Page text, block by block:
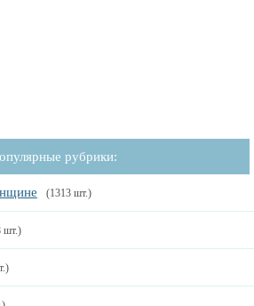
рубрики:
(1313 шт.)
шт.)